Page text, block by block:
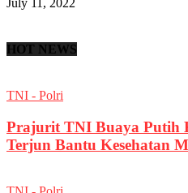
HOT NEWS
TNI - Polri
Prajurit TNI Buaya Putih
Terjun Bantu Kesehatan